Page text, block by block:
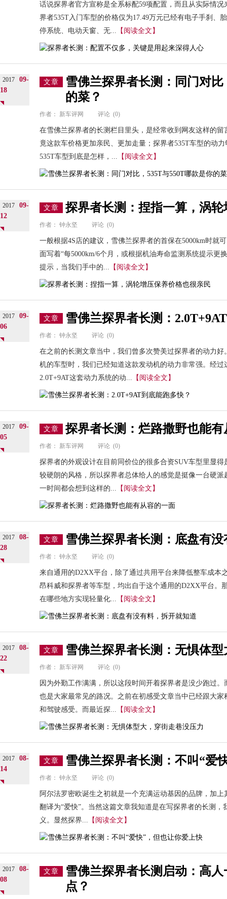
话说探界者官方宣称是全系标配59项配置，而且从实际情
界者535T入门车型的价格仅为17.49万元已经有电子手刹、
停系统、电动天窗、无... 【阅读全文】
2017
09-
18
文章
雪佛兰探界者长测：同门对
的菜？
作者： 新车评网 评论 (0)
在雪佛兰探界者的长测栏目里头，是经常收到网友这样的
竟这款车价格更加亲民、更加走量；探界者535T车型的动
535T车型到底是怎样，... 【阅读全文】
2017
09-
12
文章 探界者长测：捏指一算，涡
作者： 钟永坚 评论 (0)
一般根据4S店的建议，雪佛兰探界者的首保在5000km时就
面写着“每5000km/6个月，或根据机油寿命监测系统提示更
提示，当我们手中的... 【阅读全文】
2017
09-
06
文章 雪佛兰探界者长测：
作者： 钟永坚 评论 (0)
在之前的长测文章当中，我们曾多次赞美过探界者的动力
机的车型时，我们已经知道这款发动机的动力非常强。经
2.0T+9AT这套动力系统的动... 【阅读全文】
2017
09-
05
文章 探界者长测：烂路撒野也能
作者： 新车评网 评论 (0)
探界者的外观设计在目前同价位的很多合资SUV车型里显
较硬朗的风格，所以探界者总体给人的感觉是挺像一台硬
一时间都会想到这样的... 【阅读全文】
2017
08-
28
文章 雪佛兰探界者长测：底盘有
作者： 钟永坚 评论 (0)
来自通用的D2XX平台，除了通过共用平台来降低整车成本
昂科威和探界者等车型，均出自于这个通用的D2XX平台。
在哪些地方实现轻量化... 【阅读全文】
2017
08-
22
文章 雪佛兰探界者长测：无惧体
作者： 新车评网 评论 (0)
因为外勤工作满满，所以这段时间开着探界者是没少跑过
也是大家最常见的路况。之前在初感受文章当中已经跟大
和驾驶感受。而最近探... 【阅读全文】
2017
08-
14
文章 雪佛兰探界者长测：不叫“爱
作者： 钟永坚 评论 (0)
阿尔法罗密欧诞生之初就是一个充满运动基因的品牌，加
翻译为“爱快”。当然这篇文章我知道是在写探界者的长测
义。显然探界... 【阅读全文】
2017
08-
08
文章
雪佛兰探界者长测启动：高
点？